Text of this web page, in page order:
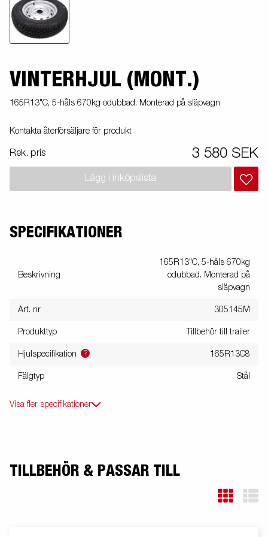
VINTERHJUL (MONT.)
165R13"C, 5-håls 670kg odubbad. Monterad på släpvagn
Kontakta återförsäljare för produkt
Rek. pris 3 580 SEK
Lägg i inköpslista
SPECIFIKATIONER
Beskrivning
165R13"C, 5-håls 670kg
odubbad. Monterad på
släpvagn
Art. nr 305145M
Produkttyp Tillbehör till trailer
Hjulspecifikation ? 165R13C8
Fälgtyp Stål
Visa fler specifikationer
TILLBEHÖR & PASSAR TILL